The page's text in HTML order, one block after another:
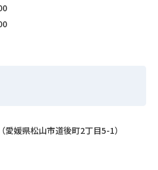
媛県松山市道後町2丁目5-1）